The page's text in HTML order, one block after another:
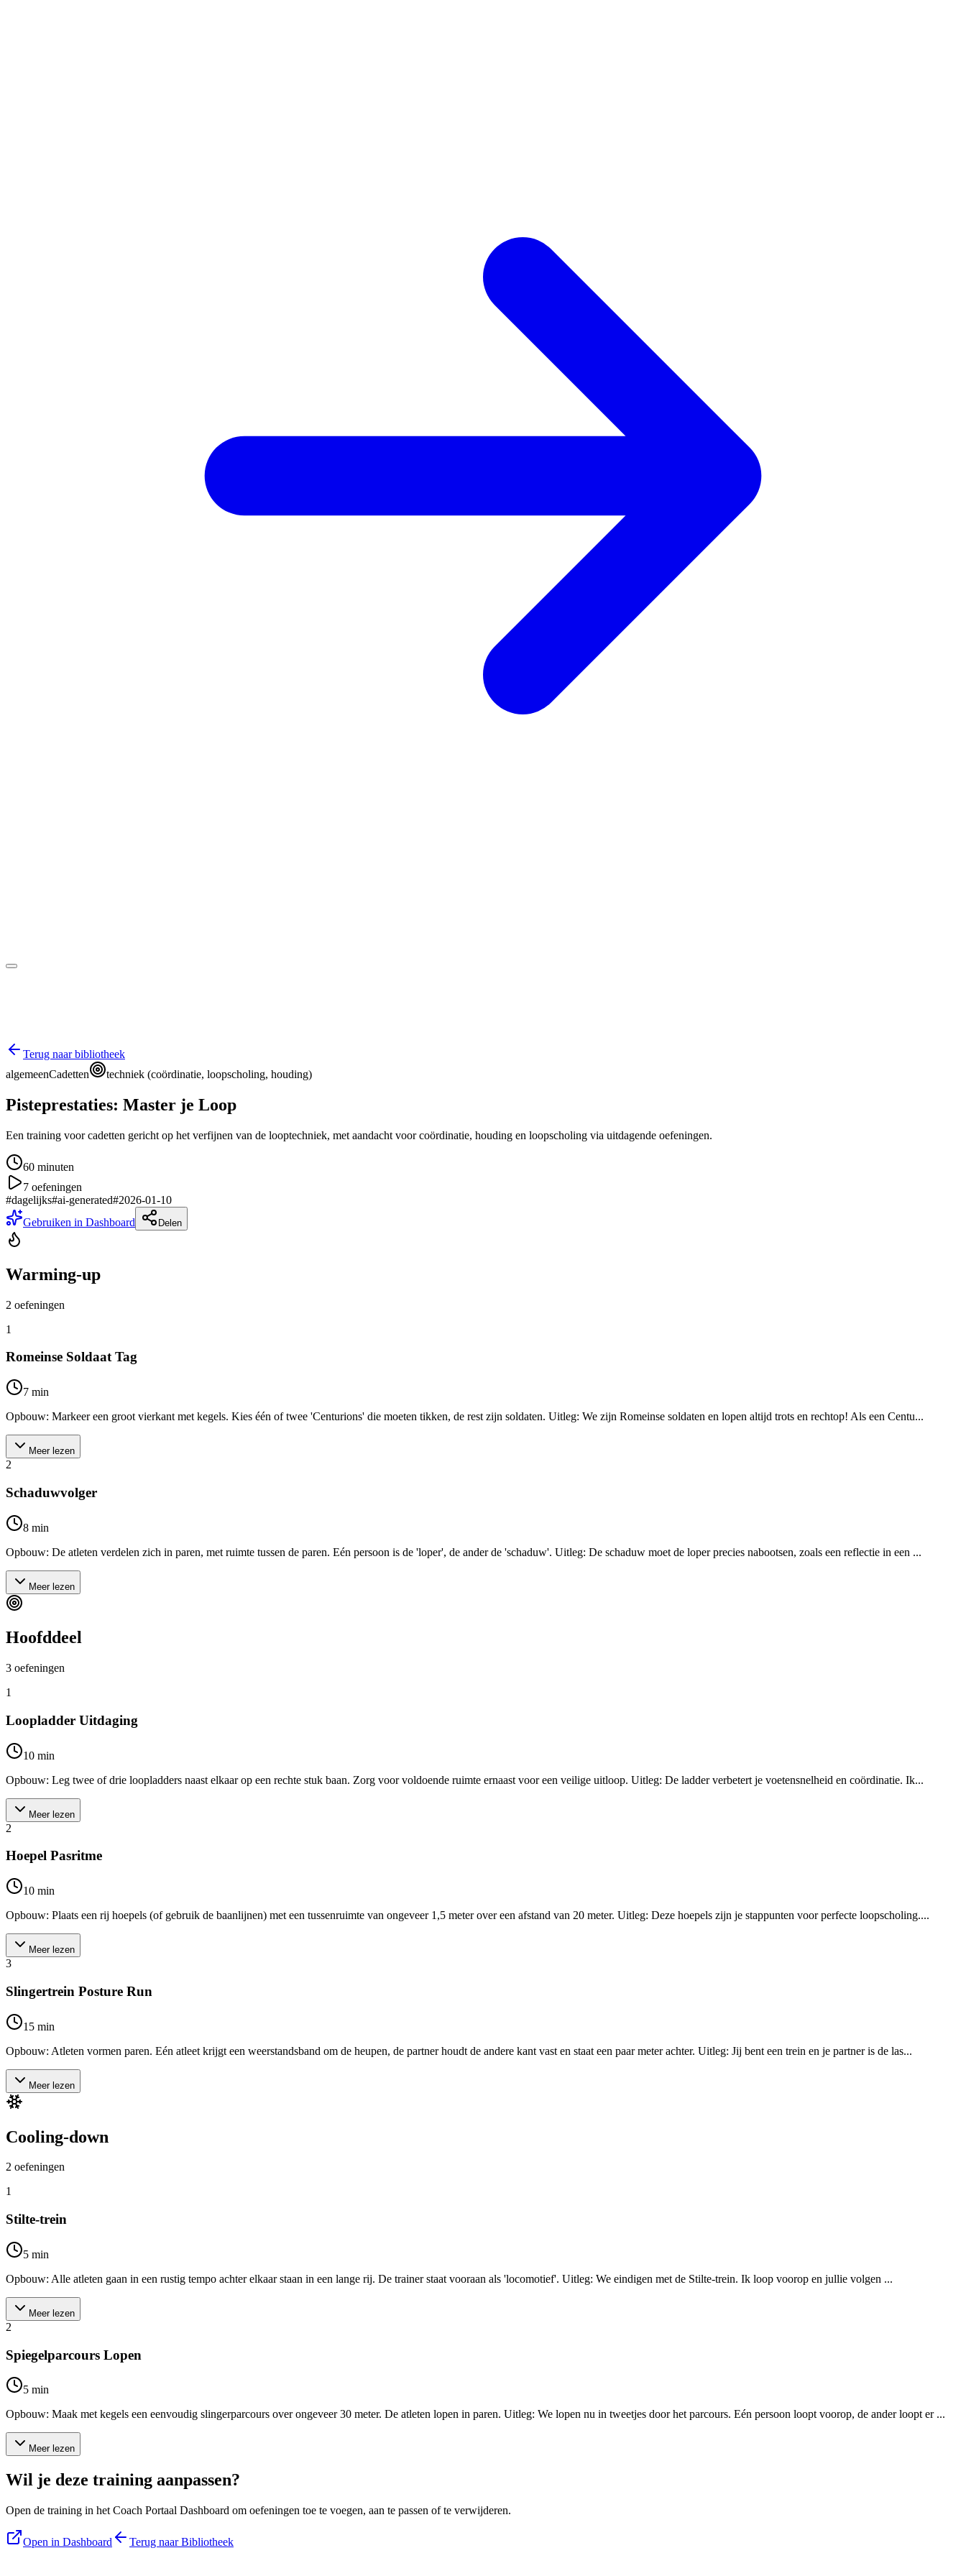
Terug naar bibliotheek
algemeenCadetten techniek (coördinatie, loopscholing, houding)
Pisteprestaties: Master je Loop
Een training voor cadetten gericht op het verfijnen van de looptechniek, met aandacht voor coördinatie, houding en loopscholing via uitdagende oefeningen.
60 minuten
7 oefeningen
#dagelijks#ai-generated#2026-01-10
Gebruiken in Dashboard
Delen
Warming-up
2 oefeningen
1
Romeinse Soldaat Tag
7 min
Opbouw: Markeer een groot vierkant met kegels. Kies één of twee 'Centurions' die moeten tikken, de rest zijn soldaten. Uitleg: We zijn Romeinse soldaten en lopen altijd trots en rechtop! Als een Centu...
Meer lezen
2
Schaduwvolger
8 min
Opbouw: De atleten verdelen zich in paren, met ruimte tussen de paren. Eén persoon is de 'loper', de ander de 'schaduw'. Uitleg: De schaduw moet de loper precies nabootsen, zoals een reflectie in een ...
Meer lezen
Hoofddeel
3 oefeningen
1
Loopladder Uitdaging
10 min
Opbouw: Leg twee of drie loopladders naast elkaar op een rechte stuk baan. Zorg voor voldoende ruimte ernaast voor een veilige uitloop. Uitleg: De ladder verbetert je voetensnelheid en coördinatie. Ik...
Meer lezen
2
Hoepel Pasritme
10 min
Opbouw: Plaats een rij hoepels (of gebruik de baanlijnen) met een tussenruimte van ongeveer 1,5 meter over een afstand van 20 meter. Uitleg: Deze hoepels zijn je stappunten voor perfecte loopscholing....
Meer lezen
3
Slingertrein Posture Run
15 min
Opbouw: Atleten vormen paren. Eén atleet krijgt een weerstandsband om de heupen, de partner houdt de andere kant vast en staat een paar meter achter. Uitleg: Jij bent een trein en je partner is de las...
Meer lezen
Cooling-down
2 oefeningen
1
Stilte-trein
5 min
Opbouw: Alle atleten gaan in een rustig tempo achter elkaar staan in een lange rij. De trainer staat vooraan als 'locomotief'. Uitleg: We eindigen met de Stilte-trein. Ik loop voorop en jullie volgen ...
Meer lezen
2
Spiegelparcours Lopen
5 min
Opbouw: Maak met kegels een eenvoudig slingerparcours over ongeveer 30 meter. De atleten lopen in paren. Uitleg: We lopen nu in tweetjes door het parcours. Eén persoon loopt voorop, de ander loopt er ...
Meer lezen
Wil je deze training aanpassen?
Open de training in het Coach Portaal Dashboard om oefeningen toe te voegen, aan te passen of te verwijderen.
Open in Dashboard Terug naar Bibliotheek